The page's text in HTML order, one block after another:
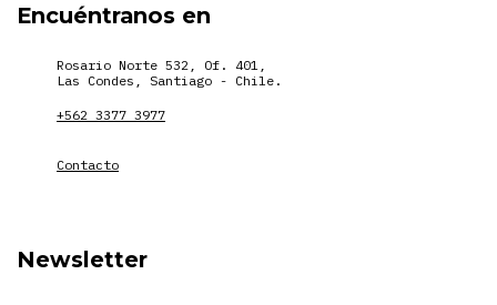
Encuéntranos en
Rosario Norte 532, Of. 401,
Las Condes, Santiago - Chile.
+562 3377 3977
Contacto
Newsletter